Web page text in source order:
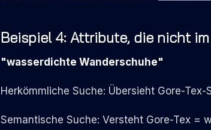
Beispiel 4: Attribute, die nicht
"wasserdichte Wanderschuhe"
Herkömmliche Suche: Übersieht Gore-
Semantische Suche: Versteht Gore-Tex =